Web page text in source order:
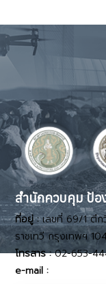
สำนักควบคุม ป้อ
ที่อยู่ :เลขที่ 69/1 ตึ
ราชเทวี กรุงเทพฯ
โทรสาร :02-653-
e-mail :